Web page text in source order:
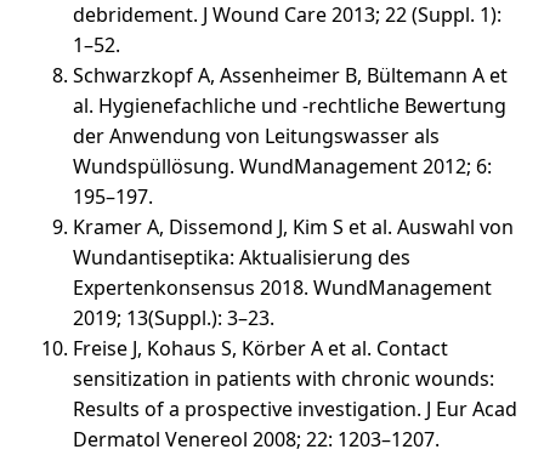
debridement. J Wound Care 2013; 22 (Suppl. 1):
1–52.
Schwarzkopf A, Assenheimer B, Bültemann A et
al. Hygienefachliche und -rechtliche Bewertung
der Anwendung von Leitungswasser als
Wundspüllösung. WundManagement 2012; 6:
195–197.
Kramer A, Dissemond J, Kim S et al. Auswahl von
Wundantiseptika: Aktualisierung des
Expertenkonsensus 2018. WundManagement
2019; 13(Suppl.): 3–23.
Freise J, Kohaus S, Körber A et al. Contact
sensitization in patients with chronic wounds:
Results of a prospective investigation. J Eur Acad
Dermatol Venereol 2008; 22: 1203–1207.